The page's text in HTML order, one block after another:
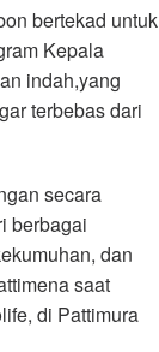
bertekad untuk
Kepala
indah,yang
terbebas dari
secara
berbagai
dan
saat
di Pattimura